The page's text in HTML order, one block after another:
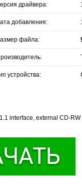
драйвера:
добавления:
файла:
устройства:
interface, external CD-